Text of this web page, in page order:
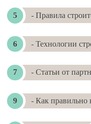
- Правила
- Технологии
- Статьи от
- Как правильно